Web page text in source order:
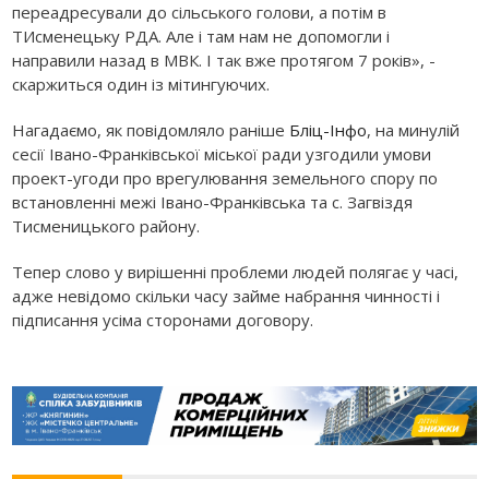
переадресували до сільського голови, а потім в
ТИсменецьку РДА. Але і там нам не допомогли і
направили назад в МВК. І так вже протягом 7 років», -
скаржиться один із мітингуючих.
Нагадаємо, як повідомляло раніше Бліц-Інфо, на минулій
сесії Івано-Франківської міської ради узгодили умови
проект-угоди про врегулювання земельного спору по
встановленні межі Івано-Франківська та с. Загвіздя
Тисменицького району.
Тепер слово у вирішенні проблеми людей полягає у часі,
адже невідомо скільки часу займе набрання чинності і
підписання усіма сторонами договору.